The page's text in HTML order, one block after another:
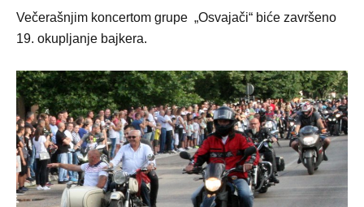
Večerašnjim koncertom grupe „Osvajači“ biće završeno
19. okupljanje bajkera.